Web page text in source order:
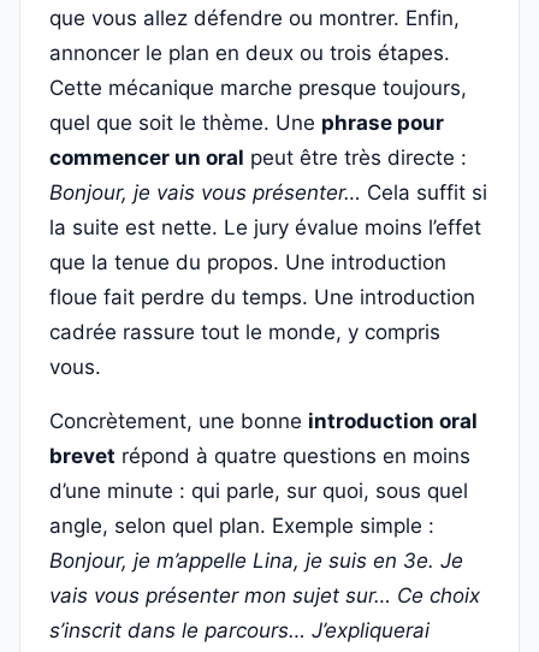
que vous allez défendre ou montrer. Enfin,
annoncer le plan en deux ou trois étapes.
Cette mécanique marche presque toujours,
quel que soit le thème. Une phrase pour
commencer un oral peut être très directe :
Bonjour, je vais vous présenter… Cela suffit si
la suite est nette. Le jury évalue moins l’effet
que la tenue du propos. Une introduction
floue fait perdre du temps. Une introduction
cadrée rassure tout le monde, y compris
vous.
Concrètement, une bonne introduction oral
brevet répond à quatre questions en moins
d’une minute : qui parle, sur quoi, sous quel
angle, selon quel plan. Exemple simple :
Bonjour, je m’appelle Lina, je suis en 3e. Je
vais vous présenter mon sujet sur… Ce choix
s’inscrit dans le parcours… J’expliquerai